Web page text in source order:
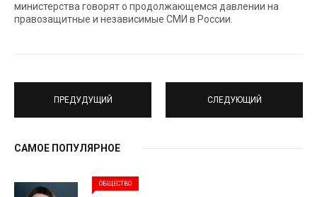
министерства говорят о продолжающемся давлении на
правозащитные и независимые СМИ в России.
ПРЕДУДУЩИЙ СЛЕДУЮЩИЙ
САМОЕ ПОПУЛЯРНОЕ
ОБЩЕСТВО